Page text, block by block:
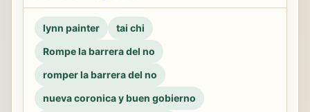
lynn painter
tai chi
Rompe la barrera del no
romper la barrera del no
nueva coronica y buen gobierno